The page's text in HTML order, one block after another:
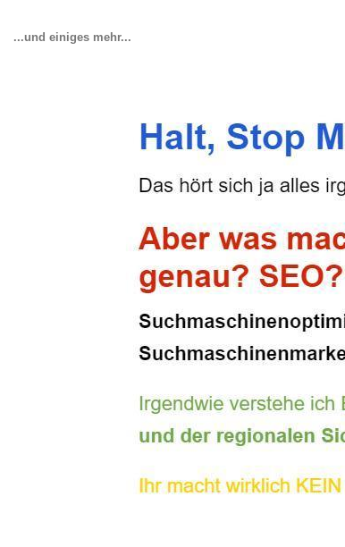
...und einiges mehr...